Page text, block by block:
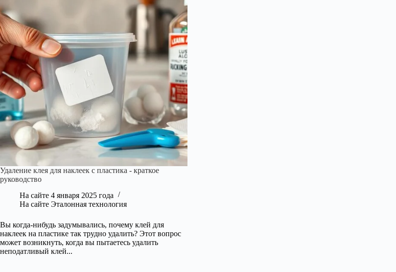
Удаление клея для наклеек с пластика - краткое
руководство
На сайте 4 января 2025 года
На сайте Эталонная технология
Вы когда-нибудь задумывались, почему клей для
наклеек на пластике так трудно удалить? Этот вопрос
может возникнуть, когда вы пытаетесь удалить
неподатливый клей...